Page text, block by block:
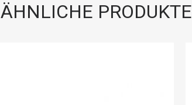
ÄHNLICHE PRODUKTE